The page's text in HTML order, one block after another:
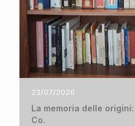
23/07/2026
La memoria delle
Co.